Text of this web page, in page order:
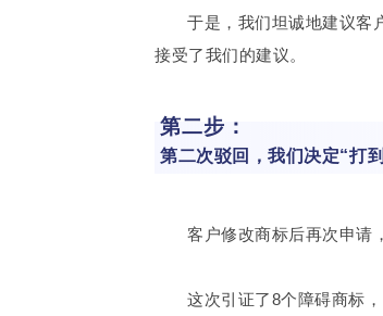
于是，我们坦诚地建议客
接受了我们的建议。
第二步：
第二次驳回，我们决定“打
客户修改商标后再次申请
这次引证了8个障碍商标